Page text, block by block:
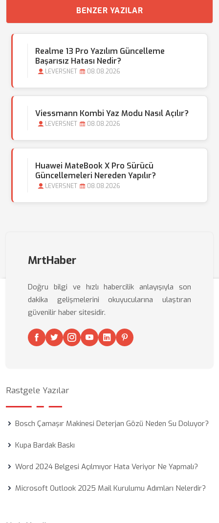
BENZER YAZILAR
Realme 13 Pro Yazılım Güncelleme
Başarısız Hatası Nedir?
LEVERSNET 08.08.2026
Viessmann Kombi Yaz Modu Nasıl Açılır?
LEVERSNET 08.08.2026
Huawei MateBook X Pro Sürücü
Güncellemeleri Nereden Yapılır?
LEVERSNET 08.08.2026
MrtHaber
Doğru bilgi ve hızlı habercilik anlayışıyla son
dakika gelişmelerini okuyucularına ulaştıran
güvenilir haber sitesidir.
Rastgele Yazılar
Bosch Çamaşır Makinesi Deterjan Gözü Neden Su Doluyor?
Kupa Bardak Baskı
Word 2024 Belgesi Açılmıyor Hata Veriyor Ne Yapmalı?
Microsoft Outlook 2025 Mail Kurulumu Adımları Nelerdir?